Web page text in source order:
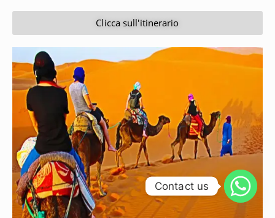
Clicca sull'itinerario
Contact us